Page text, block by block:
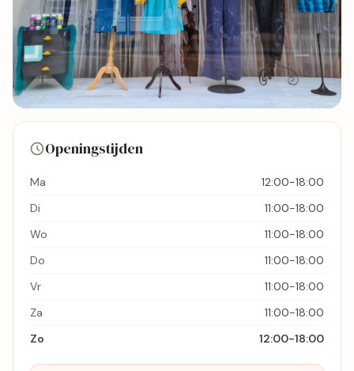
Bekijk kaart
Openingstijden
Ma
12:00-18:00
Di
11:00-18:00
Wo
11:00-18:00
Do
11:00-18:00
Vr
11:00-18:00
Za
11:00-18:00
Zo
12:00-18:00